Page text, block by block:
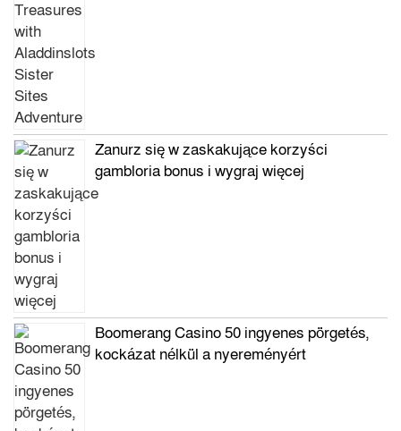
Zanurz się w zaskakujące korzyści
gambloria bonus i wygraj więcej
Boomerang Casino 50 ingyenes pörgetés,
kockázat nélkül a nyereményért